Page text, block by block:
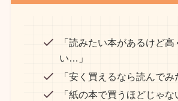
「読みたい本があるけど
い…」
「安く買えるなら読んでみ
「紙の本で買うほどじゃな